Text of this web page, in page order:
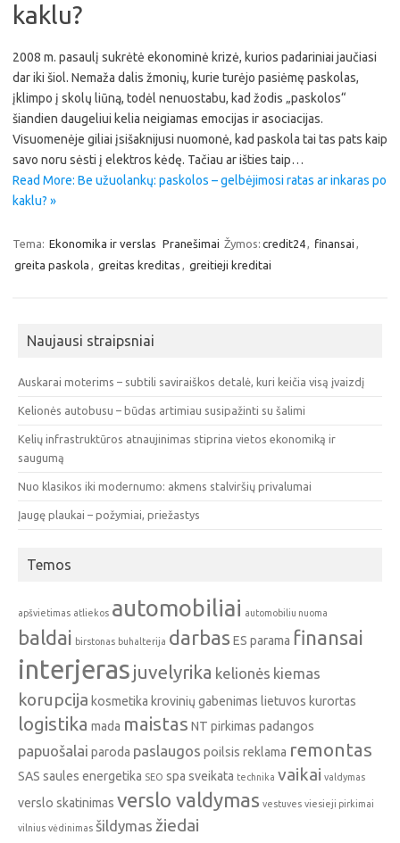
kaklu?
2008 m. pasaulį sukrėtė ekonominė krizė, kurios padariniai jaučiasi
dar iki šiol. Nemaža dalis žmonių, kurie turėjo pasiėmę paskolas,
įklimpo į skolų liūną, todėl nenuostabu, kad žodis „paskolos“
šiandien daugeliui kelia neigiamas emocijas ir asociacijas.
Visuomenėje giliai įsišaknijusi nuomonė, kad paskola tai tas pats kaip
savo noru sėsti į elektros kėdę. Tačiau ar išties taip…
Read More: Be užuolankų: paskolos – gelbėjimosi ratas ar inkaras po
kaklu? »
Tema: Ekonomika ir verslas Pranešimai Žymos: credit24, finansai ,
greita paskola , greitas kreditas , greitieji kreditai
Naujausi straipsniai
Auskarai moterims – subtili saviraiškos detalė, kuri keičia visą įvaizdį
Kelionės autobusu – būdas artimiau susipažinti su šalimi
Kelių infrastruktūros atnaujinimas stiprina vietos ekonomiką ir
saugumą
Nuo klasikos iki modernumo: akmens stalviršių privalumai
Įaugę plaukai – požymiai, priežastys
Temos
apšvietimas atliekos automobiliai automobiliu nuoma
baldai birstonas buhalterija darbas ES parama finansai
interjeras juvelyrika kelionės kiemas
korupcija kosmetika krovinių gabenimas lietuvos kurortas
logistika mada maistas NT pirkimas padangos
papuošalai paroda paslaugos poilsis reklama remontas
SAS saules energetika SEO spa sveikata technika vaikai valdymas
verslo skatinimas verslo valdymas vestuves viesieji pirkimai
vilnius vėdinimas šildymas žiedai